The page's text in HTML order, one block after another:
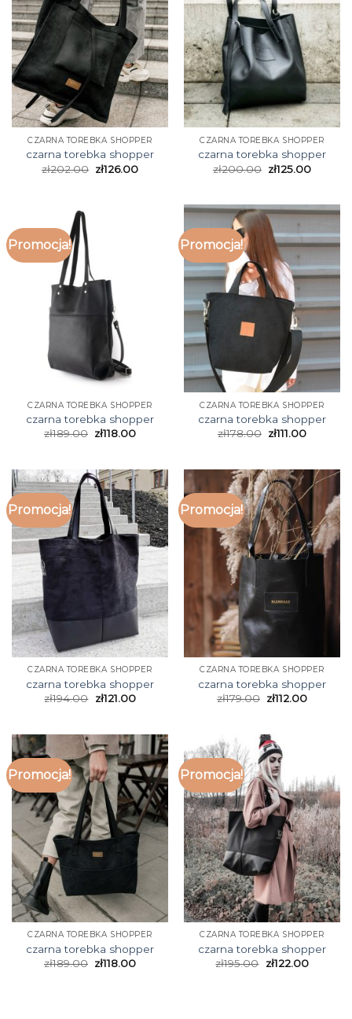
CZARNA TOREBKA SHOPPER
czarna torebka shopper
zł202.00 zł126.00
CZARNA TOREBKA SHOPPER
czarna torebka shopper
zł200.00 zł125.00
Promocja!
CZARNA TOREBKA SHOPPER
czarna torebka shopper
zł189.00 zł118.00
Promocja!
CZARNA TOREBKA SHOPPER
czarna torebka shopper
zł178.00 zł111.00
Promocja!
CZARNA TOREBKA SHOPPER
czarna torebka shopper
zł194.00 zł121.00
Promocja!
CZARNA TOREBKA SHOPPER
czarna torebka shopper
zł179.00 zł112.00
Promocja!
CZARNA TOREBKA SHOPPER
czarna torebka shopper
zł189.00 zł118.00
Promocja!
CZARNA TOREBKA SHOPPER
czarna torebka shopper
zł195.00 zł122.00